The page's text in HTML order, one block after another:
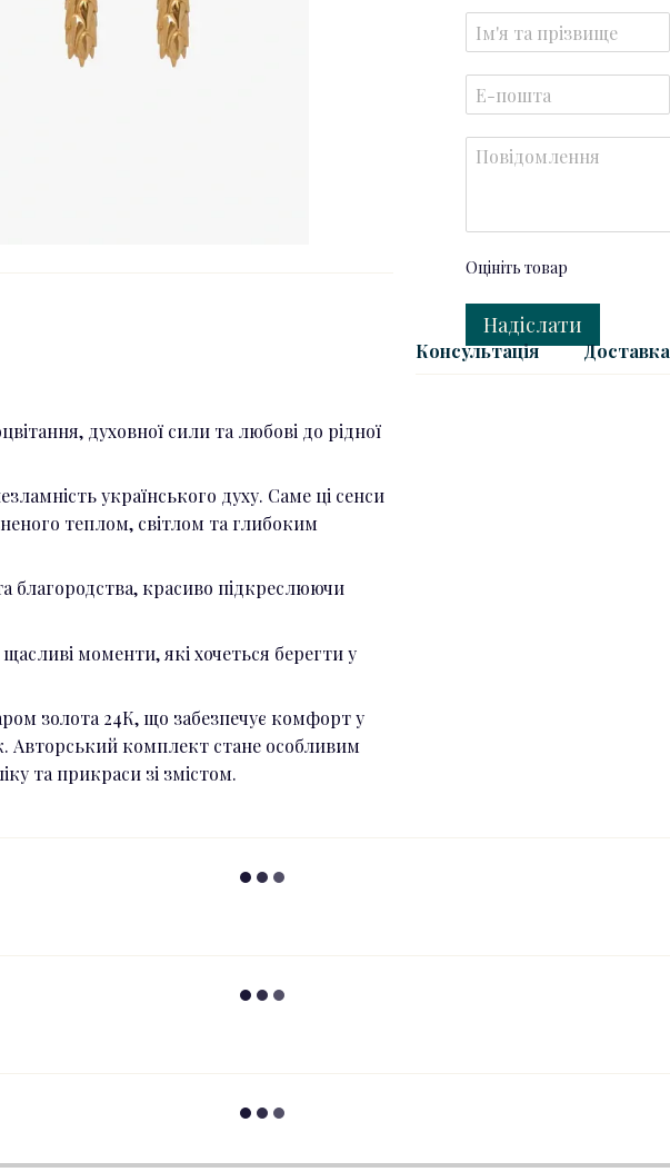
духовної сили та любові до рідної
українського духу. Саме ці сенси
теплом, світлом та глибоким
благородства, красиво підкреслюючи
моменти, які хочеться берегти у
золота 24К, що забезпечує комфорт у
Авторський комплект стане особливим
та прикраси зі змістом.
Оцініть товар
Надіслати
Консультація Доставка